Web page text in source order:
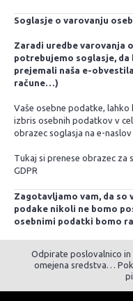
Soglasje o varovanju
Zaradi uredbe varovanja
potrebujemo soglasje,
prejemali naša e-
račune…)
Vaše osebne podatke,
izbris osebnih podatkov v
obrazec soglasja na e-naslov
Tukaj si prenese obrazec
GDPR
Zagotavljamo vam, da so
podake nikoli ne bomo
osebnimi podatki bomo
Odpirate poslovalnico
omejena sredstva…